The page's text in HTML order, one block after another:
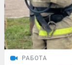
РАБОТА